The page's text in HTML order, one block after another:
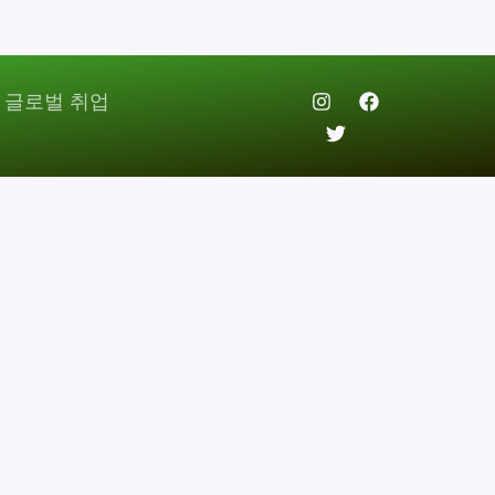
로벌 취업